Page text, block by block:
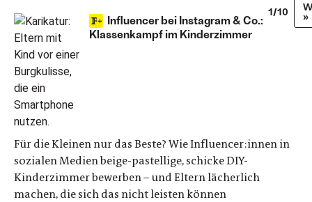
Influencer bei Instagram & Co.:
Klassenkampf im Kinderzimmer
Für die Kleinen nur das Beste? Wie Influencer:innen in
sozialen Medien beige-pastellige, schicke DIY-
Kinderzimmer bewerben – und Eltern lächerlich
machen, die sich das nicht leisten können
1/10
»